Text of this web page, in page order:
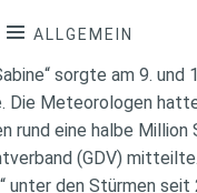
ALLGEMEIN
sorgte am 9.
Die Meteorologen
rund eine halbe
(GDV)
unter den Stürmen